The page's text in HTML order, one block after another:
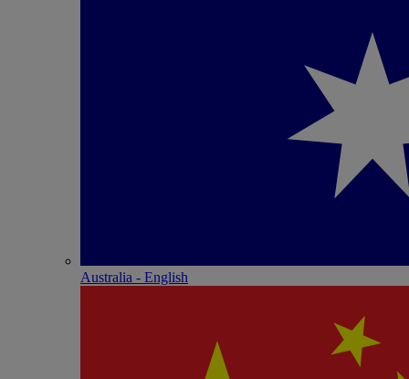
Australia - English